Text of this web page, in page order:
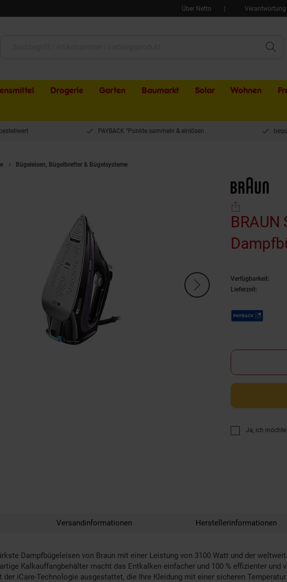
Über Netto Verantwortung
Drogerie Garten Baumarkt Solar Wohnen
PAYBACK °Punkte sammeln & einlösen
Bügeleisen, Bügelbretter & Bügelsysteme
BRAUN
Verfügbarkeit:
Lieferzeit:
Payback Punkte
Ja, ich möchte
Versandinformationen Herstellerinformationen
Dampfbügeleisen von Braun mit einer Leistung von 3100 Watt und der
Kalkauffangbehälter macht das Entkalken einfacher und 100 % effizienter
iCare-Technologie ausgestattet, die Ihre Kleidung mit einer sicheren